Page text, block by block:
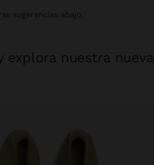
sugerencias abajo.
explora nuestra nueva